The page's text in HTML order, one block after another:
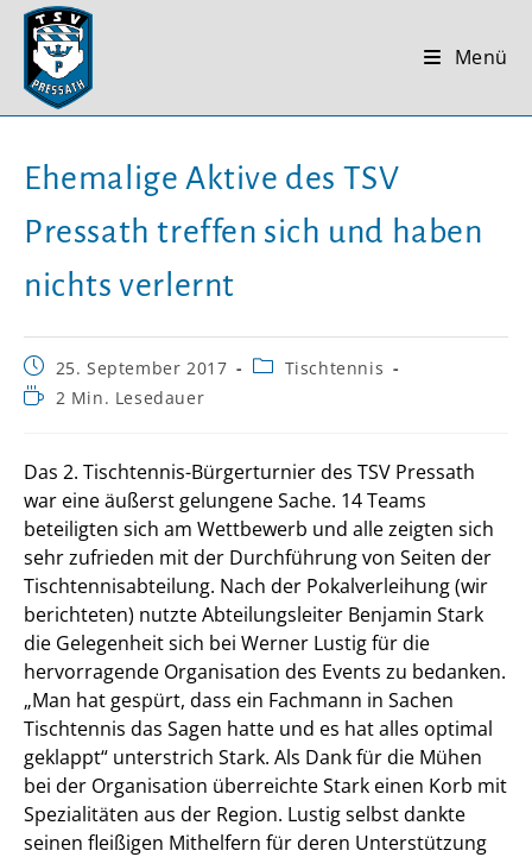
Zum
Inhalt
springen
Menü
Ehemalige Aktive des TSV
Pressath treffen sich und haben
nichts verlernt
Beitrag
veröffentlicht:
25. September 2017
Beitrags-
Tischtennis
Lesedauer:
2 Min. Lesedauer
Das 2. Tischtennis-Bürgerturnier des TSV Pressath
war eine äußerst gelungene Sache. 14 Teams
beteiligten sich am Wettbewerb und alle zeigten sich
sehr zufrieden mit der Durchführung von Seiten der
Tischtennisabteilung. Nach der Pokalverleihung (wir
berichteten) nutzte Abteilungsleiter Benjamin Stark
die Gelegenheit sich bei Werner Lustig für die
hervorragende Organisation des Events zu bedanken.
„Man hat gespürt, dass ein Fachmann in Sachen
Tischtennis das Sagen hatte und es hat alles optimal
geklappt“ unterstrich Stark. Als Dank für die Mühen
bei der Organisation überreichte Stark einen Korb mit
Spezialitäten aus der Region. Lustig selbst dankte
seinen fleißigen Mithelfern für deren Unterstützung